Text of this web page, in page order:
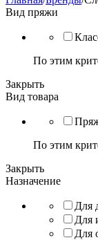
Вид пряжи
По этим
Закрыть
Вид товара
По этим
Закрыть
Назначение
Для
Для
Для